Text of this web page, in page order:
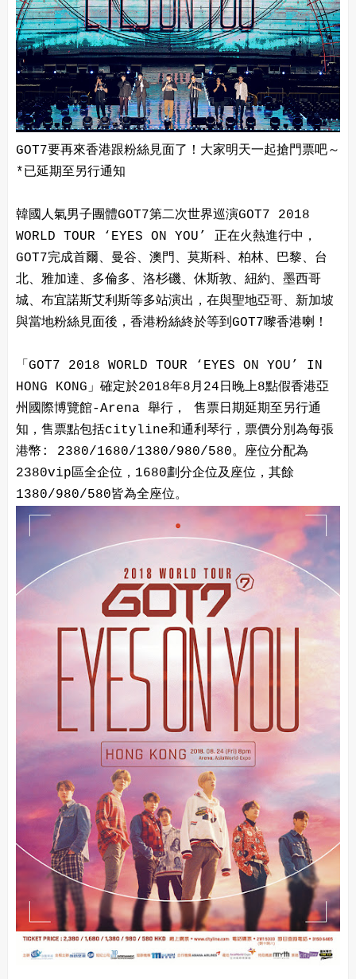
GOT7要再來香港跟粉絲見面了！大家明天一起搶門票吧～
*已延期至另行通知
韓國人氣男子團體GOT7第二次世界巡演GOT7 2018
WORLD TOUR ‘EYES ON YOU’ 正在火熱進行中，
GOT7完成首爾、曼谷、澳門、莫斯科、柏林、巴黎、台
北、雅加達、多倫多、洛杉磯、休斯敦、紐約、墨西哥
城、布宜諾斯艾利斯等多站演出，在與聖地亞哥、新加坡
與當地粉絲見面後，香港粉絲終於等到GOT7嚟香港喇！
「GOT7 2018 WORLD TOUR ‘EYES ON YOU’ IN
HONG KONG」確定於2018年8月24日晚上8點假香港亞
州國際博覽館-Arena 舉行， 售票日期延期至另行通
知，售票點包括cityline和通利琴行，票價分別為每張
港幣: 2380/1680/1380/980/580。座位分配為
2380vip區全企位，1680劃分企位及座位，其餘
1380/980/580皆為全座位。